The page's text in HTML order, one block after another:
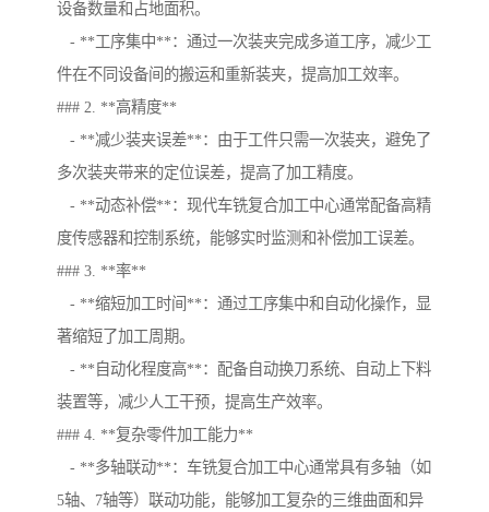
设备数量和占地面积。
- **工序集中**：通过一次装夹完成多道工序，减少工
件在不同设备间的搬运和重新装夹，提高加工效率。
### 2. **高精度**
- **减少装夹误差**：由于工件只需一次装夹，避免了
多次装夹带来的定位误差，提高了加工精度。
- **动态补偿**：现代车铣复合加工中心通常配备高精
度传感器和控制系统，能够实时监测和补偿加工误差。
### 3. **率**
- **缩短加工时间**：通过工序集中和自动化操作，显
著缩短了加工周期。
- **自动化程度高**：配备自动换刀系统、自动上下料
装置等，减少人工干预，提高生产效率。
### 4. **复杂零件加工能力**
- **多轴联动**：车铣复合加工中心通常具有多轴（如
5轴、7轴等）联动功能，能够加工复杂的三维曲面和异